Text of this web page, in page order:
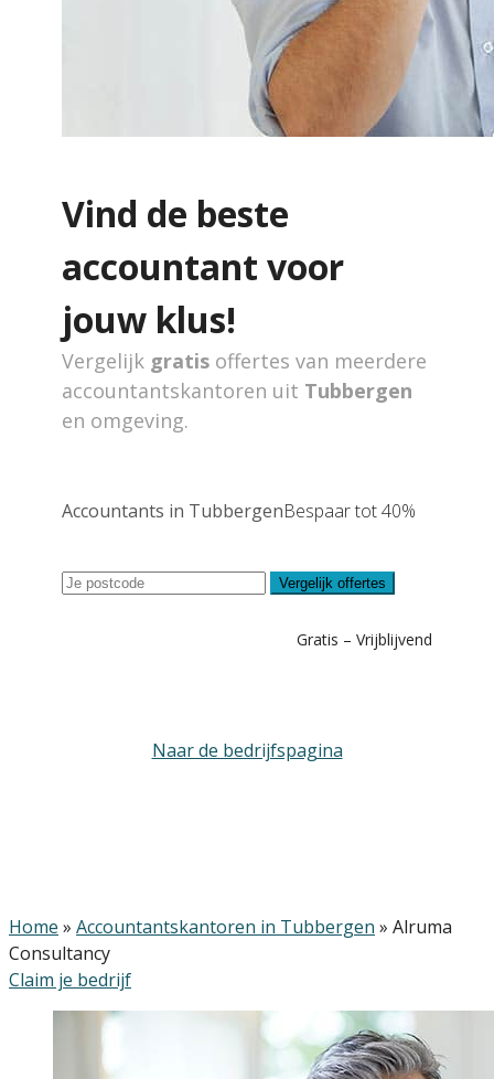
Vind de beste
accountant voor
jouw klus!
Vergelijk gratis offertes van meerdere
accountantskantoren uit Tubbergen
en omgeving.
Accountants in TubbergenBespaar tot 40%
Vergelijk offertes
Gratis – Vrijblijvend
Naar de bedrijfspagina
Home » Accountantskantoren in Tubbergen » Alruma
Consultancy
Claim je bedrijf